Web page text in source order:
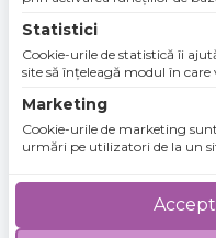
Site-ul nu poate funcţiona
cookie-uri.
Statistici
Cookie-urile de statistică îi
site să înţeleagă modul în
raportarea informaţiilor în
Marketing
Cookie-urile de marketing
urmări pe utilizatori de la un
utilizatorii individuali, aşadar
pentru agenţiile de puiblicitate